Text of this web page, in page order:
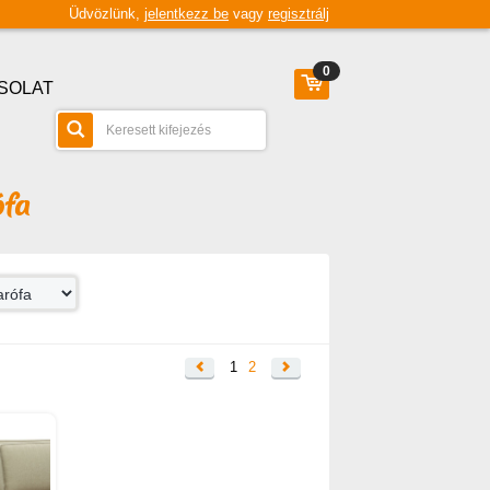
Üdvözlünk, jelentkezz be vagy regisztrálj
0
1 2